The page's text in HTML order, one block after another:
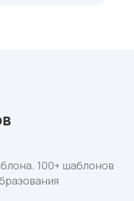
100+ шаблонов